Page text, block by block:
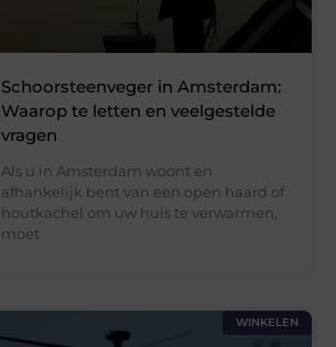
Schoorsteenveger in Amsterdam:
Waarop te letten en veelgestelde
vragen
Als u in Amsterdam woont en
afhankelijk bent van een open haard of
houtkachel om uw huis te verwarmen,
moet
WINKELEN